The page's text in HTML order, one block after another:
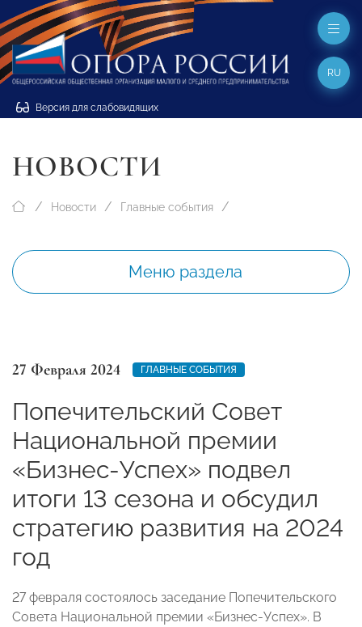
Версия для слабовидящих
RU
НОВОСТИ
Новости Главные события
Меню раздела
27 Февраля 2024 ГЛАВНЫЕ СОБЫТИЯ
Попечительский Совет
Национальной премии
«Бизнес-Успех» подвел
итоги 13 сезона и обсудил
стратегию развития на 2024
год
27 февраля состоялось заседание Попечительского
Совета Национальной премии «Бизнес-Успех». В